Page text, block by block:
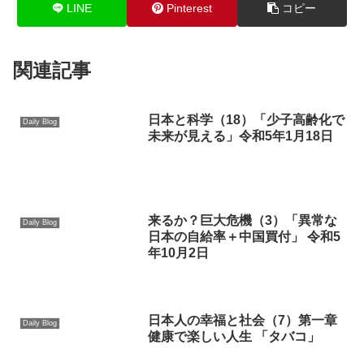
LINE Pinterest コピー
関連記事
Daily Blog
日本と科学（18）「少子高齢化で
未来が見える」令和5年1月18日
Daily Blog
来るか？巨大危機（3）「異常な
日本の自給率＋中国買付」 令和5
年10月2日
Daily Blog
日本人の幸福と社会（7）第一章
健康で楽しい人生 「タバコ」